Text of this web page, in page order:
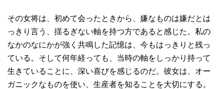
その女将は、初めて会ったときから、嫌なものは嫌だとは
っきり言う、揺るぎない軸を持つ方であると感じた。私の
なかのなにかが強く共鳴した記憶は、今もはっきりと残っ
ている。そして何年経っても、当時の軸をしっかり持って
生きていることに、深い喜びを感じるのだ。彼女は、オー
ガニックなものを使い、生産者を知ることを大切にする。